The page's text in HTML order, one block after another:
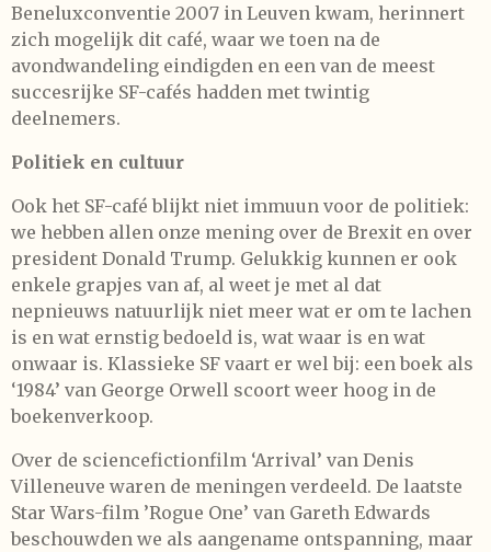
Beneluxconventie 2007 in Leuven kwam, herinnert
zich mogelijk dit café, waar we toen na de
avondwandeling eindigden en een van de meest
succesrijke SF-cafés hadden met twintig
deelnemers.
Politiek en cultuur
Ook het SF-café blijkt niet immuun voor de politiek:
we hebben allen onze mening over de Brexit en over
president Donald Trump. Gelukkig kunnen er ook
enkele grapjes van af, al weet je met al dat
nepnieuws natuurlijk niet meer wat er om te lachen
is en wat ernstig bedoeld is, wat waar is en wat
onwaar is. Klassieke SF vaart er wel bij: een boek als
‘1984’ van George Orwell scoort weer hoog in de
boekenverkoop.
Over de sciencefictionfilm ‘Arrival’ van Denis
Villeneuve waren de meningen verdeeld. De laatste
Star Wars-film ’Rogue One’ van Gareth Edwards
beschouwden we als aangename ontspanning, maar